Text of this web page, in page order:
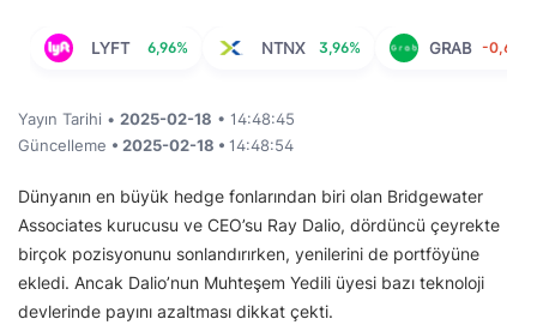
LYFT 6,96% NTNX 3,96% GRAB -0,65%
Yayın Tarihi • 2025-02-18 • 14:48:45
Güncelleme • 2025-02-18 • 14:48:54
Dünyanın en büyük hedge fonlarından biri olan Bridgewater
Associates kurucusu ve CEO’su Ray Dalio, dördüncü çeyrekte
birçok pozisyonunu sonlandırırken, yenilerini de portföyüne
ekledi. Ancak Dalio’nun Muhteşem Yedili üyesi bazı teknoloji
devlerinde payını azaltması dikkat çekti.